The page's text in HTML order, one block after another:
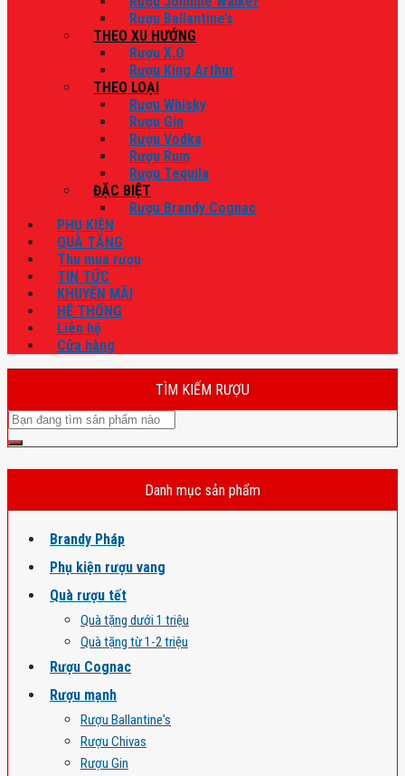
Rượu Ballantine’s
THEO XU HƯỚNG
Rượu X.O
Rượu King Arthur
THEO LOẠI
Rượu Whisky
Rượu Gin
Rượu Vodka
Rượu Rum
Rượu Tequila
ĐẶC BIỆT
Rượu Brandy Cognac
PHỤ KIỆN
QUÀ TẶNG
Thu mua rượu
TIN TỨC
KHUYẾN MÃI
HỆ THỐNG
Liên hệ
Cửa hàng
TÌM KIẾM RƯỢU
Danh mục sản phẩm
Brandy Pháp
Phụ kiện rượu vang
Quà rượu tết
Quà tặng dưới 1 triệu
Quà tặng từ 1-2 triệu
Rượu Cognac
Rượu mạnh
Rượu Ballantine's
Rượu Chivas
Rượu Gin